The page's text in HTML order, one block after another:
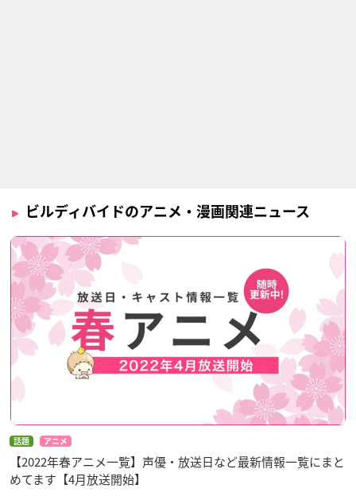
ビルディバイドのアニメ・漫画関連ニュース
話題 アニメ
【2022年春アニメ一覧】声優・放送日など最新情報一覧にまと
めてます【4月放送開始】